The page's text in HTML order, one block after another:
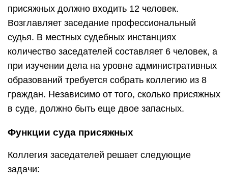
присяжных должно входить 12 человек.
Возглавляет заседание профессиональный
судья. В местных судебных инстанциях
количество заседателей составляет 6 человек, а
при изучении дела на уровне административных
образований требуется собрать коллегию из 8
граждан. Независимо от того, сколько присяжных
в суде, должно быть еще двое запасных.
Функции суда присяжных
Коллегия заседателей решает следующие
задачи: